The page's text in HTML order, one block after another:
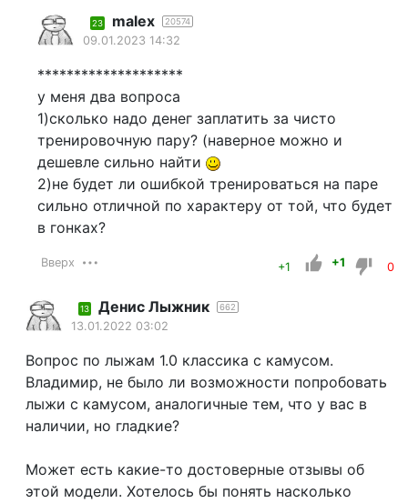
23 malex 20574
09.01.2023 14:32
********************
у меня два вопроса
1)сколько надо денег заплатить за чисто
тренировочную пару? (наверное можно и
дешевле сильно найти
2)не будет ли ошибкой тренироваться на паре
сильно отличной по характеру от той, что будет
в гонках?
Вверх +1 +1 0
13 Денис Лыжник 662
13.01.2022 03:02
Вопрос по лыжам 1.0 классика с камусом.
Владимир, не было ли возможности попробовать
лыжи с камусом, аналогичные тем, что у вас в
наличии, но гладкие?
Может есть какие-то достоверные отзывы об
этой модели. Хотелось бы понять насколько